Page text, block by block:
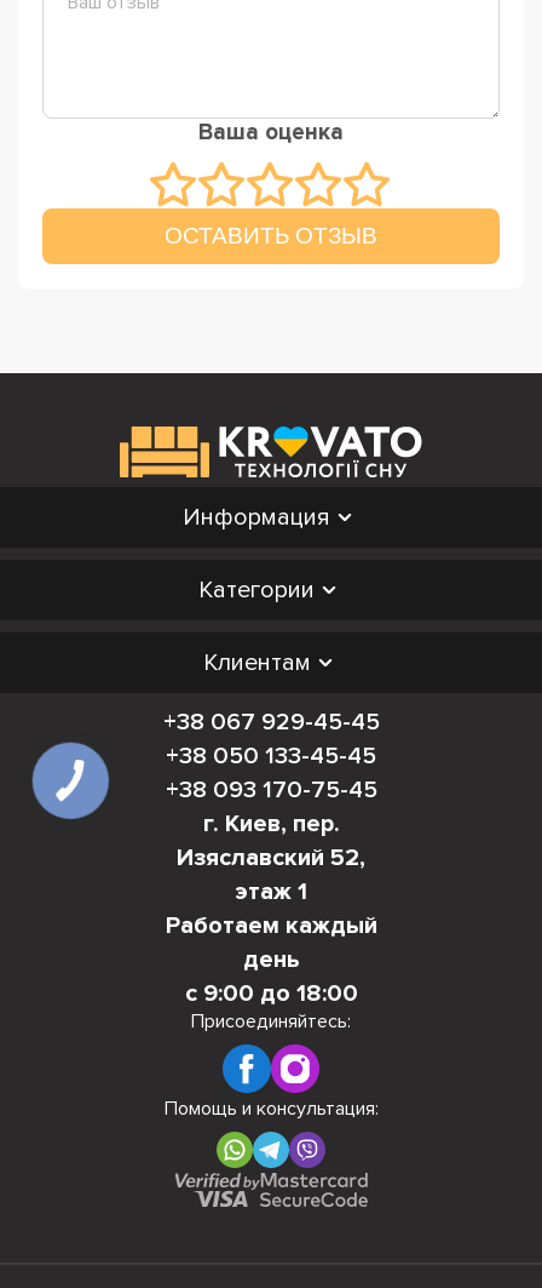
Ваша оценка
ОСТАВИТЬ ОТЗЫВ
Информация
Категории
Клиентам
+38 067 929-45-45
+38 050 133-45-45
+38 093 170-75-45
г. Киев, пер.
Изяславский 52,
этаж 1
Работаем каждый
день
с 9:00 до 18:00
Присоединяйтесь:
Помощь и консультация: